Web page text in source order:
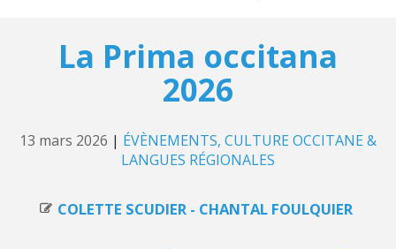
La Prima occitana
2026
13 mars 2026 | ÉVÈNEMENTS CULTURE OCCITANE &
LANGUES RÉGIONALES
COLETTE SCUDIER - CHANTAL FOULQUIER